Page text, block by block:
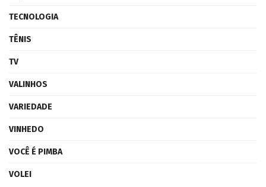
TECNOLOGIA
TÊNIS
TV
VALINHOS
VARIEDADE
VINHEDO
VOCÊ É PIMBA
VOLEI